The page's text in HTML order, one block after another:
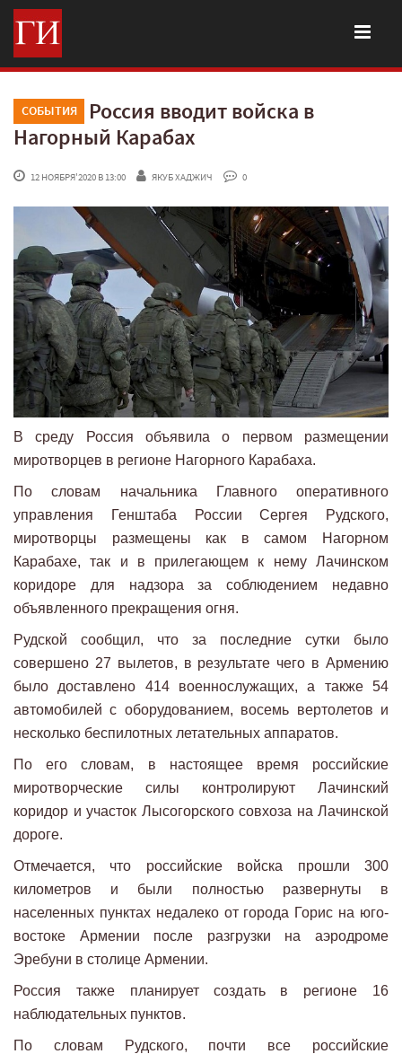
СОБЫТИЯ
Россия вводит войска в
Нагорный Карабах
12 НОЯБРЯ'2020 В 13:00 ЯКУБ ХАДЖИЧ 0
В среду Россия объявила о первом размещении
миротворцев в регионе Нагорного Карабаха.
По словам начальника Главного оперативного
управления Генштаба России Сергея Рудского,
миротворцы размещены как в самом Нагорном
Карабахе, так и в прилегающем к нему Лачинском
коридоре для надзора за соблюдением недавно
объявленного прекращения огня.
Рудской сообщил, что за последние сутки было
совершено 27 вылетов, в результате чего в Армению
было доставлено 414 военнослужащих, а также 54
автомобилей с оборудованием, восемь вертолетов и
несколько беспилотных летательных аппаратов.
По его словам, в настоящее время российские
миротворческие силы контролируют Лачинский
коридор и участок Лысогорского совхоза на Лачинской
дороге.
Отмечается, что российские войска прошли 300
километров и были полностью развернуты в
населенных пунктах недалеко от города Горис на юго-
востоке Армении после разгрузки на аэродроме
Эребуни в столице Армении.
Россия также планирует создать в регионе 16
наблюдательных пунктов.
По словам Рудского, почти все российские